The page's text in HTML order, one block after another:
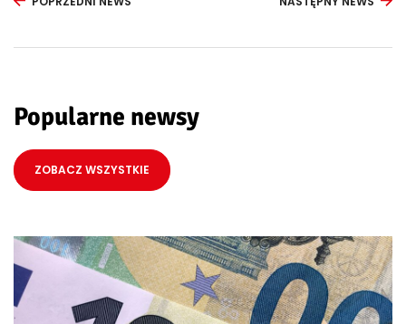
Popularne newsy
ZOBACZ WSZYSTKIE